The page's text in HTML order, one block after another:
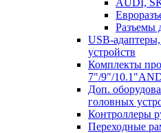
AUDI,
Разъемы
USB-
устройств
Комплекты
7"/9"/
Доп.
головных
Контроллеры
Переходные